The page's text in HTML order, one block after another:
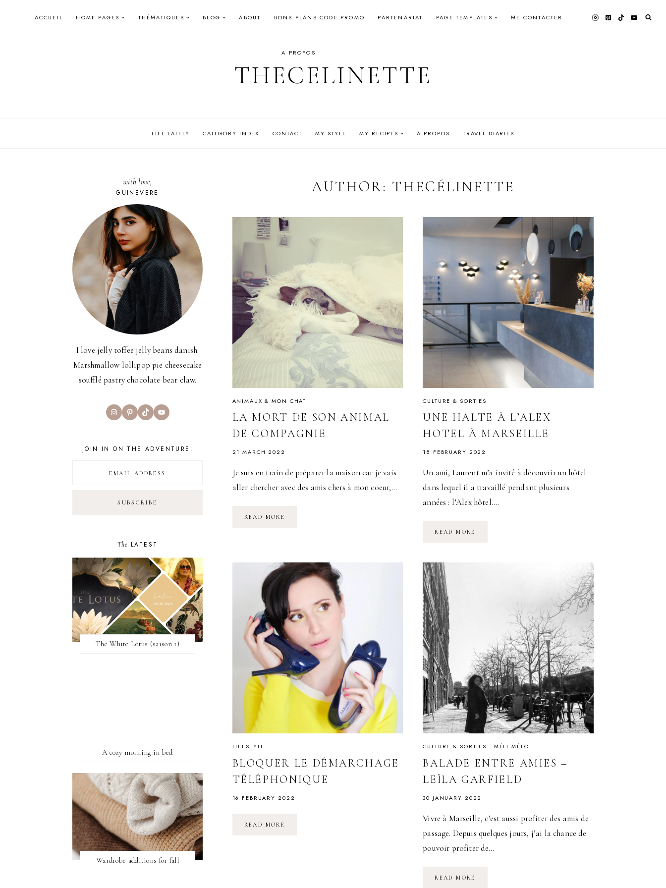
ACCUEIL HOME PAGES THÉMATIQUES BLOG ABOUT BONS PLANS CODE PROMO PARTENARIAT PAGE TEMPLATES ME CONTACTER
A PROPOS
THECELINETTE
LIFE LATELY CATEGORY INDEX CONTACT MY STYLE MY RECIPES A PROPOS TRAVEL DIARIES
AUTHOR: THECÉLINETTE
ANIMAUX & MON CHAT
LA MORT DE SON ANIMAL
DE COMPAGNIE
21 MARCH 2022
Je suis en train de préparer la maison car je vais
aller chercher avec des amis chers à mon coeur,…
READ MORE
CULTURE & SORTIES
UNE HALTE À L’ALEX
HOTEL À MARSEILLE
18 FEBRUARY 2022
Un ami, Laurent m’a invité à découvrir un hôtel
dans lequel il a travaillé pendant plusieurs
années : l’Alex hôtel….
READ MORE
LIFESTYLE
BLOQUER LE DÉMARCHAGE
TÉLÉPHONIQUE
16 FEBRUARY 2022
READ MORE
CULTURE & SORTIES · MÉLI MÉLO
BALADE ENTRE AMIES –
LEÏLA GARFIELD
30 JANUARY 2022
Vivre à Marseille, c’est aussi profiter des amis de
passage. Depuis quelques jours, j’ai la chance de
pouvoir profiter de…
READ MORE
with love,
GUINEVERE
I love jelly toffee jelly beans danish.
Marshmallow lollipop pie cheesecake
soufflé pastry chocolate bear claw.
InstagramPinterest
TikTokYouTube
JOIN IN ON THE ADVENTURE!
The LATEST
The White Lotus (saison 1)
A cozy morning in bed
Wardrobe additions for fall